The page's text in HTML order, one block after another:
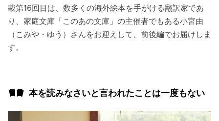
載第16回目は、数多くの海外絵本を手がける翻訳家であ
り、家庭文庫「このあの文庫」の主催者でもある小宮由
（こみや・ゆう）さんをお迎えして、前後編でお届けしま
す。
本を読みなさいと言われたことは一度もない